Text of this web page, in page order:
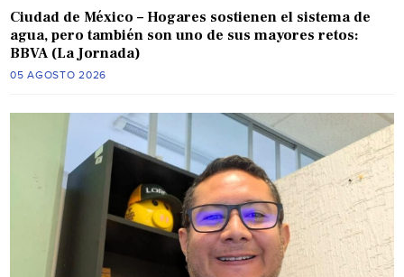
Ciudad de México – Hogares sostienen el sistema de
agua, pero también son uno de sus mayores retos:
BBVA (La Jornada)
05 AGOSTO 2026